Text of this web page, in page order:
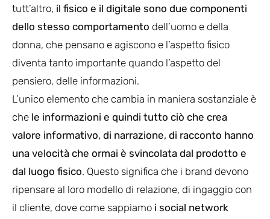
tutt’altro, il fisico e il digitale sono due componenti
dello stesso comportamento dell’uomo e della
donna, che pensano e agiscono e l’aspetto fisico
diventa tanto importante quando l’aspetto del
pensiero, delle informazioni.
L’unico elemento che cambia in maniera sostanziale è
che le informazioni e quindi tutto ciò che crea
valore informativo, di narrazione, di racconto hanno
una velocità che ormai è svincolata dal prodotto e
dal luogo fisico. Questo significa che i brand devono
ripensare al loro modello di relazione, di ingaggio con
il cliente, dove come sappiamo i social network